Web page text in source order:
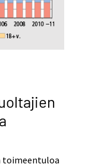
toimeentuloa